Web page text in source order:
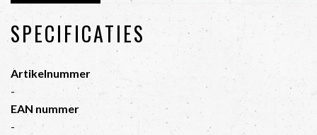
SPECIFICATIES
Artikelnummer
-
EAN nummer
-